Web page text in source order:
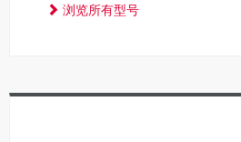
浏览所有型号